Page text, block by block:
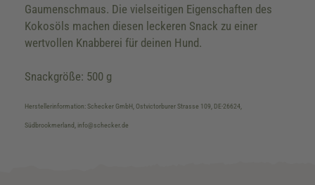
Gaumenschmaus. Die vielseitigen Eigenschaften des
Kokosöls machen diesen leckeren Snack zu einer
wertvollen Knabberei für deinen Hund.
Snackgröße: 500 g
Herstellerinformation: Schecker GmbH, Ostvictorburer Strasse 109, DE-26624,
Südbrookmerland, info@schecker.de